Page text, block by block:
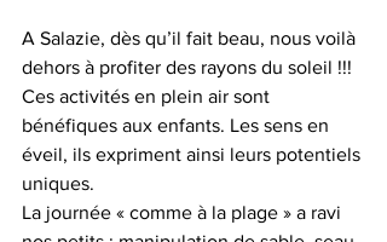
A Salazie, dès qu’il fait beau, nous voilà
dehors à profiter des rayons du soleil !!!
Ces activités en plein air sont
bénéfiques aux enfants. Les sens en
éveil, ils expriment ainsi leurs potentiels
uniques.
La journée « comme à la plage » a ravi